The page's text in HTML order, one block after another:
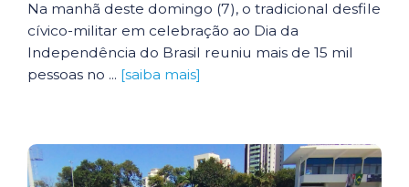
Na manhã deste domingo (7), o tradicional desfile
cívico-militar em celebração ao Dia da
Independência do Brasil reuniu mais de 15 mil
pessoas no ... [saiba mais]